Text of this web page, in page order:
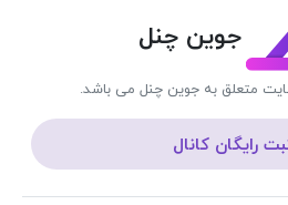
جوین چنل
متعلق به جوین چنل می باشد.
رایگان کانال